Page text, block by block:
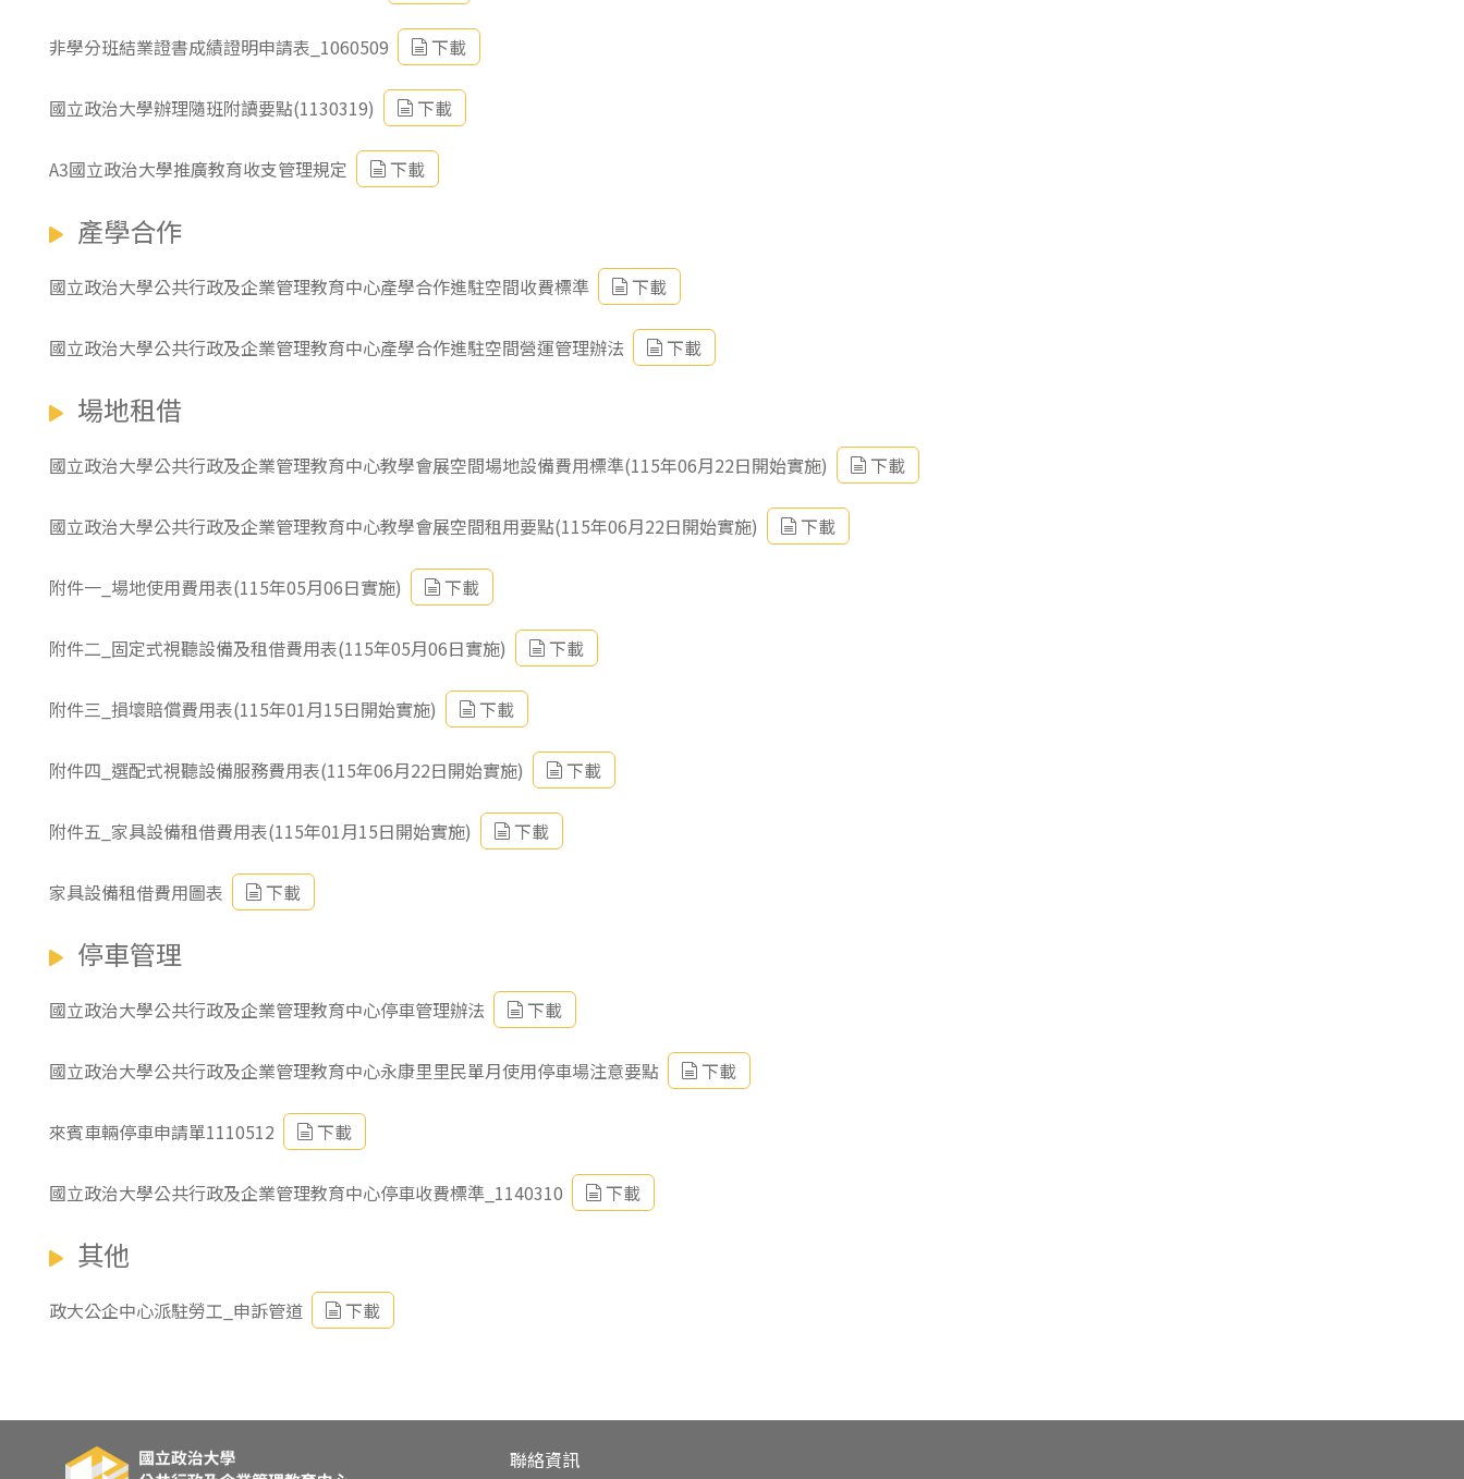
非學分班結業證書成績證明申請表_1060509 下載
國立政治大學辦理隨班附讀要點(1130319) 下載
A3國立政治大學推廣教育收支管理規定 下載
產學合作
國立政治大學公共行政及企業管理教育中心產學合作進駐空間收費標準 下載
國立政治大學公共行政及企業管理教育中心產學合作進駐空間營運管理辦法 下載
場地租借
國立政治大學公共行政及企業管理教育中心教學會展空間場地設備費用標準(115年06月22日開始實施) 下載
國立政治大學公共行政及企業管理教育中心教學會展空間租用要點(115年06月22日開始實施) 下載
附件一_場地使用費用表(115年05月06日實施) 下載
附件二_固定式視聽設備及租借費用表(115年05月06日實施) 下載
附件三_損壞賠償費用表(115年01月15日開始實施) 下載
附件四_選配式視聽設備服務費用表(115年06月22日開始實施) 下載
附件五_家具設備租借費用表(115年01月15日開始實施) 下載
家具設備租借費用圖表 下載
停車管理
國立政治大學公共行政及企業管理教育中心停車管理辦法 下載
國立政治大學公共行政及企業管理教育中心永康里里民單月使用停車場注意要點 下載
來賓車輛停車申請單1110512 下載
國立政治大學公共行政及企業管理教育中心停車收費標準_1140310 下載
其他
政大公企中心派駐勞工_申訴管道 下載
聯絡資訊